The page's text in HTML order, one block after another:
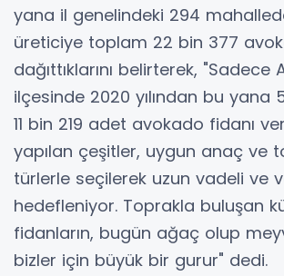
yana il genelindeki 294
üreticiye toplam 22 bin 377
dağıttıklarını belirterek, "Sadece
ilçesinde 2020 yılından bu yana
11 bin 219 adet avokado fidanı
yapılan çeşitler, uygun anaç ve
türlerle seçilerek uzun vadeli ve
hedefleniyor. Toprakla buluşan
fidanların, bugün ağaç olup
bizler için büyük bir gurur" dedi.